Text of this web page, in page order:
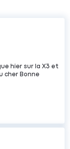
hier sur la X3 et
cher Bonne